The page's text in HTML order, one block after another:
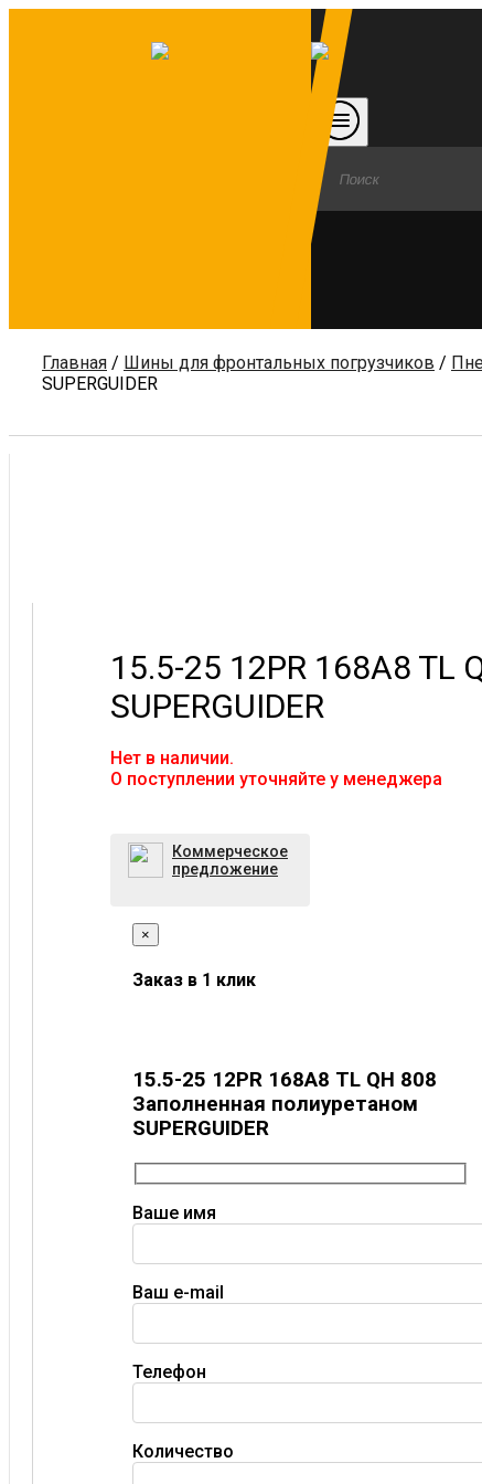
Главная / Шины для фронтальных погрузчиков /
SUPERGUIDER
15.5-25 12PR 168A8 TL
SUPERGUIDER
Нет в наличии.
O поступлении уточняйте у менеджера
Коммерческое
предложение
×
Заказ в 1 клик
15.5-25 12PR 168A8 TL QH 808
Заполненная полиуретаном
SUPERGUIDER
Ваше имя
Ваш e-mail
Телефон
Количество